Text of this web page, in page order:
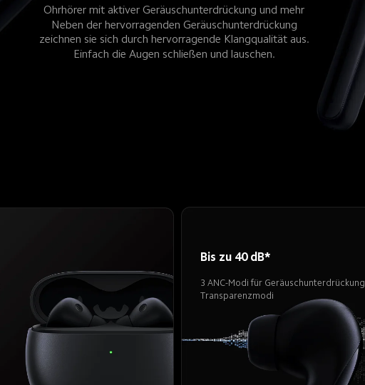
Ohrhörer mit aktiver Geräuschunterdrückung und mehr
Neben der hervorragenden Geräuschunterdrückung
zeichnen sie sich durch hervorragende Klangqualität aus.
Einfach die Augen schließen und lauschen.
Bis zu 40 dB*
3 ANC-Modi für Geräuschunterdrückung
Transparenzmodi